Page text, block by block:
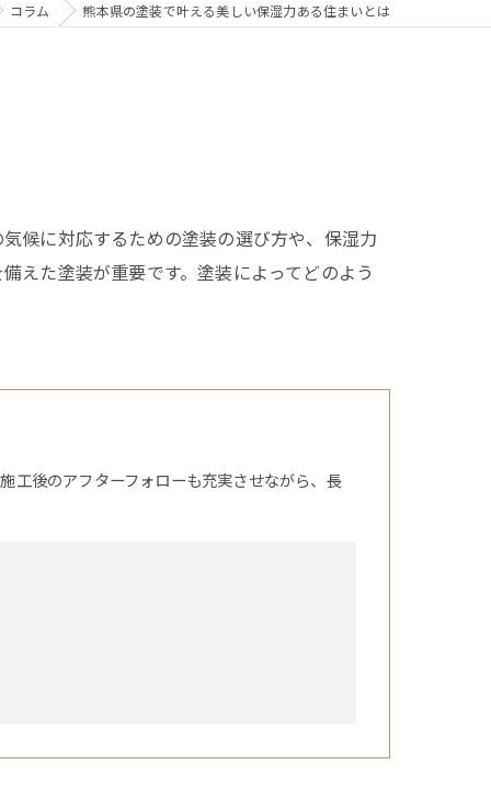
コラム 熊本県の塗装で叶える美しい保湿力ある住まいとは
候に対応するための塗装の選び方や、保湿力
えた塗装が重要です。塗装によってどのよう
工後のアフターフォローも充実させながら、長